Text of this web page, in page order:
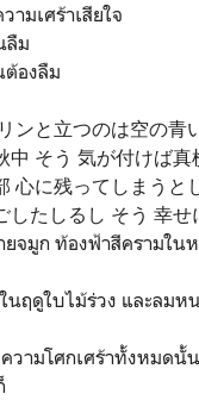
ามเศร้าเสียใจ
ลืม
องลืม
ンと立つのは空の青
中 そう 気が付けば真
心に残ってしまうと
したしるし そう 幸せ
จมูก ท้องฟ้าสีครามใน
ฤดูใบไม้ร่วง และลม
วามโศกเศร้าทั้งหมดนั้